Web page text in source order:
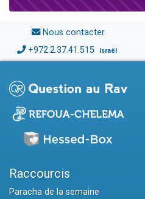
Nous contacter
+972.2.37.41.515 Israël
Raccourcis
Paracha de la semaine